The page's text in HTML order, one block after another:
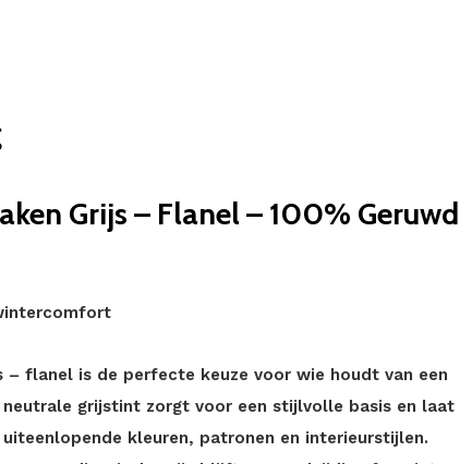
Grijs – Flanel – 100% Geruwd
– flanel is de perfecte keuze voor wie houdt van een
neutrale grijstint zorgt voor een stijlvolle basis en laat
kleuren, patronen en interieurstijlen.